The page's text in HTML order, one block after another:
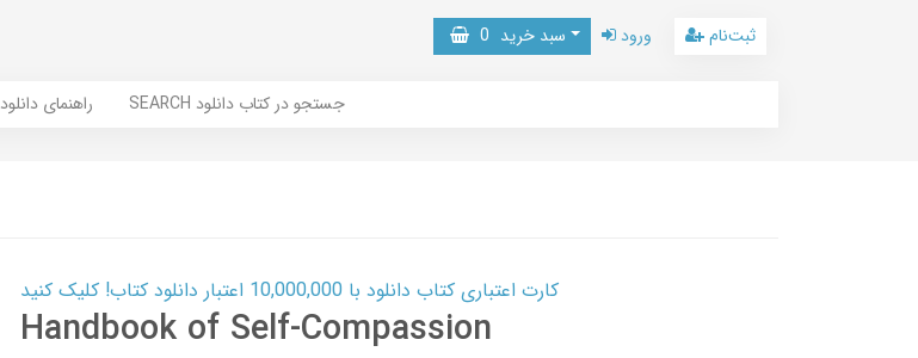
سبد خرید 0 ورود ثبت‌نام
راهنمای دانلود SEARCH جستجو در کتاب دانلود
کارت اعتباری کتاب دانلود با 10,000,000 اعتبار دانلود کتاب! کلیک کنید
Handbook of Self-Compassion